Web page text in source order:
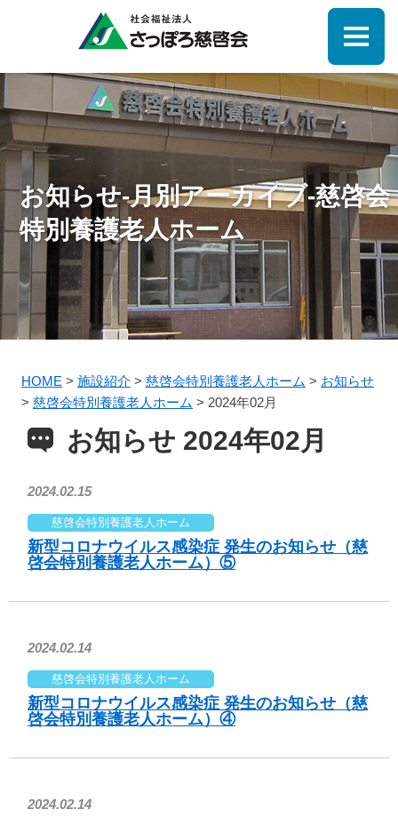
お知らせ-月別アーカイブ-慈啓会
特別養護老人ホーム
HOME > 施設紹介 > 慈啓会特別養護老人ホーム > お知らせ
> 慈啓会特別養護老人ホーム > 2024年02月
お知らせ 2024年02月
2024.02.15
慈啓会特別養護老人ホーム
新型コロナウイルス感染症 発生のお知らせ（慈
啓会特別養護老人ホーム）⑤
2024.02.14
慈啓会特別養護老人ホーム
新型コロナウイルス感染症 発生のお知らせ（慈
啓会特別養護老人ホーム）④
2024.02.14